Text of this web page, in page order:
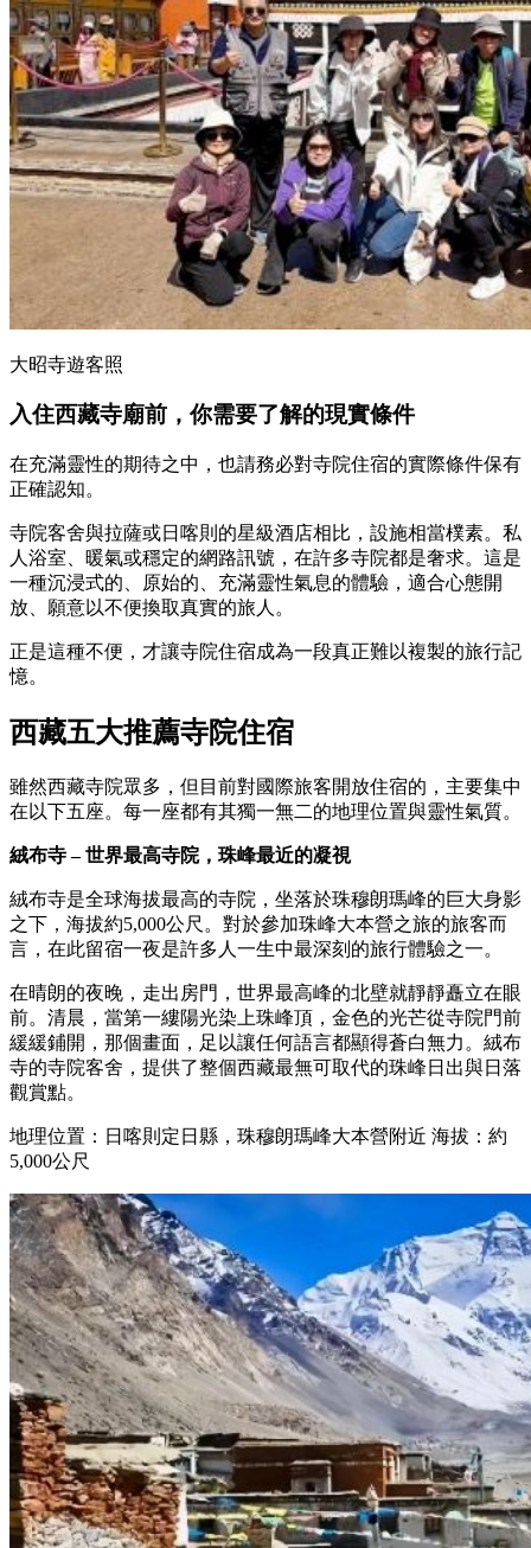
大昭寺遊客照
入住西藏寺廟前，你需要了解的現實條件
在充滿靈性的期待之中，也請務必對寺院住宿的實際條件保有
正確認知。
寺院客舍與拉薩或日喀則的星級酒店相比，設施相當樸素。私
人浴室、暖氣或穩定的網路訊號，在許多寺院都是奢求。這是
一種沉浸式的、原始的、充滿靈性氣息的體驗，適合心態開
放、願意以不便換取真實的旅人。
正是這種不便，才讓寺院住宿成為一段真正難以複製的旅行記
憶。
西藏五大推薦寺院住宿
雖然西藏寺院眾多，但目前對國際旅客開放住宿的，主要集中
在以下五座。每一座都有其獨一無二的地理位置與靈性氣質。
絨布寺 – 世界最高寺院，珠峰最近的凝視
絨布寺是全球海拔最高的寺院，坐落於珠穆朗瑪峰的巨大身影
之下，海拔約5,000公尺。對於參加珠峰大本營之旅的旅客而
言，在此留宿一夜是許多人一生中最深刻的旅行體驗之一。
在晴朗的夜晚，走出房門，世界最高峰的北壁就靜靜矗立在眼
前。清晨，當第一縷陽光染上珠峰頂，金色的光芒從寺院門前
緩緩鋪開，那個畫面，足以讓任何語言都顯得蒼白無力。絨布
寺的寺院客舍，提供了整個西藏最無可取代的珠峰日出與日落
觀賞點。
地理位置：日喀則定日縣，珠穆朗瑪峰大本營附近 海拔：約
5,000公尺